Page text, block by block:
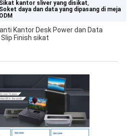
Sikat kantor sliver yang disikat,
Soket daya dan data yang dipasang di meja
ODM
Kantor Desk Power dan Data
Finish sikat